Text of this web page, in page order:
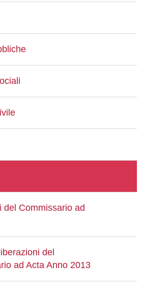
del Commissario ad
del
ad Acta Anno 2013